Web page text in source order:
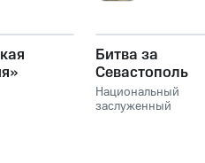
Битва за
Севастополь
Национальный
заслуженный